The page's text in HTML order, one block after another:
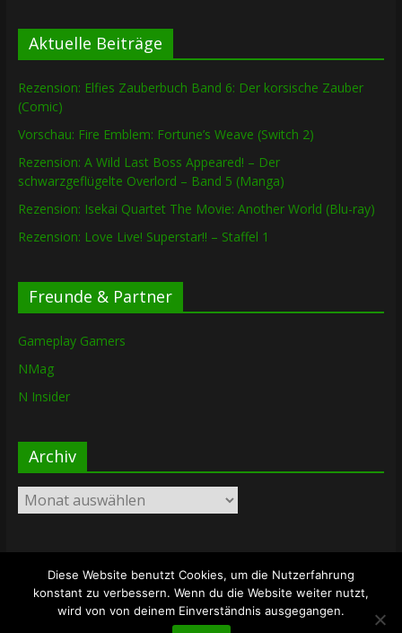
Aktuelle Beiträge
Rezension: Elfies Zauberbuch Band 6: Der korsische Zauber
(Comic)
Vorschau: Fire Emblem: Fortune’s Weave (Switch 2)
Rezension: A Wild Last Boss Appeared! – Der
schwarzgeflügelte Overlord – Band 5 (Manga)
Rezension: Isekai Quartet The Movie: Another World (Blu-ray)
Rezension: Love Live! Superstar!! – Staffel 1
Freunde & Partner
Gameplay Gamers
NMag
N Insider
Archiv
Archiv
Copyright © 2026The Lost Dungeon. Alle Rechte vorbehalten.
Theme: ColorMag vonThemeGrill. Bereitgestellt von
WordPress
Diese Website benutzt Cookies, um die Nutzerfahrung
konstant zu verbessern. Wenn du die Website weiter nutzt,
wird von von deinem Einverständnis ausgegangen.